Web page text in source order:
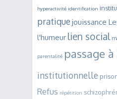
hyperactivité identification
pratique jouissance
l'humeur lien social
parentalité passage
institutionnelle
Refus répétition